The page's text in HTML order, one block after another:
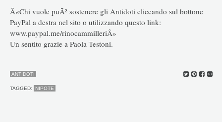
Â«Chi vuole puÃ² sostenere gli Antidoti cliccando sul bottone
PayPal a destra nel sito o utilizzando questo link:
www.paypal.me/rinocammilleriÂ»
Un sentito grazie a Paola Testoni.
ANTIDOTI
TAGGED: NIPOTE